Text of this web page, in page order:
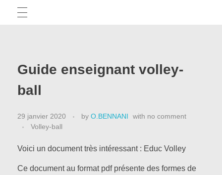
Outils pédagogiques
APPRENTISSAGE ET EPS
CAPEPS
Guide enseignant volley-
ball
29 janvier 2020 by O.BENNANI with no comment
Volley-ball
Voici un document très intéressant : Educ Volley
Ce document au format pdf présente des formes de